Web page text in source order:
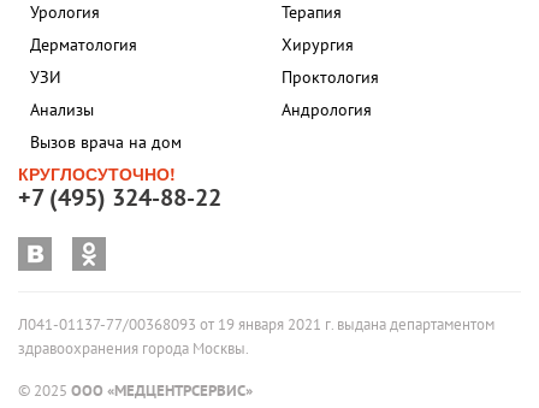
Урология
Дерматология
УЗИ
Анализы
Вызов врача на дом
Терапия
Хирургия
Проктология
Андрология
КРУГЛОСУТОЧНО!
+7 (495) 324-88-22
Л041-01137-77/00368093 от 19 января 2021 г. выдана департаментом
здравоохранения города Москвы.
© 2025 ООО «МЕДЦЕНТРСЕРВИС»